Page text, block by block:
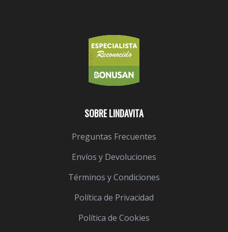
SOBRE LINDAVITA
Preguntas Frecuentes
Envíos y Devoluciones
Términos y Condiciones
Política de Privacidad
Política de Cookies